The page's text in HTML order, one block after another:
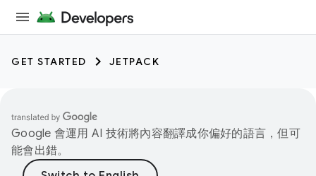
GET STARTED JETPACK
Google 會運用 AI 技術將內容翻譯成你偏好的語言，但可
能會出錯。